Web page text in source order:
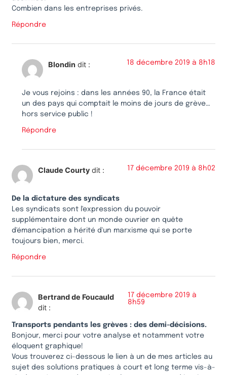
Combien dans les entreprises privés.
Répondre
Blondin dit : 18 décembre 2019 à 8h18
Je vous rejoins : dans les années 90, la France était
un des pays qui comptait le moins de jours de grève…
hors service public !
Répondre
Claude Courty dit : 17 décembre 2019 à 8h02
De la dictature des syndicats
Les syndicats sont l'expression du pouvoir
supplémentaire dont un monde ouvrier en quête
d'émancipation a hérité d'un marxisme qui se porte
toujours bien, merci.
Répondre
Bertrand de Foucauld
dit :
17 décembre 2019 à
8h59
Transports pendants les grèves : des demi-décisions.
Bonjour, merci pour votre analyse et notamment votre
éloquent graphique!
Vous trouverez ci-dessous le lien à un de mes articles au
sujet des solutions pratiques à court et long terme vis-à-